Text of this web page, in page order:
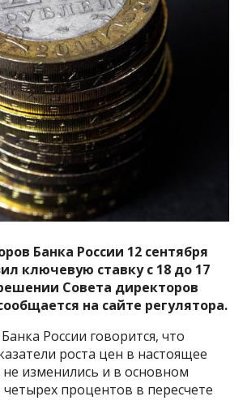
Банка России 12 сентября
ключевую ставку с 18 до 17
Совета директоров
на сайте регулятора.
России говорится, что
роста цен в настоящее
изменились и в основном
процентов в пересчете